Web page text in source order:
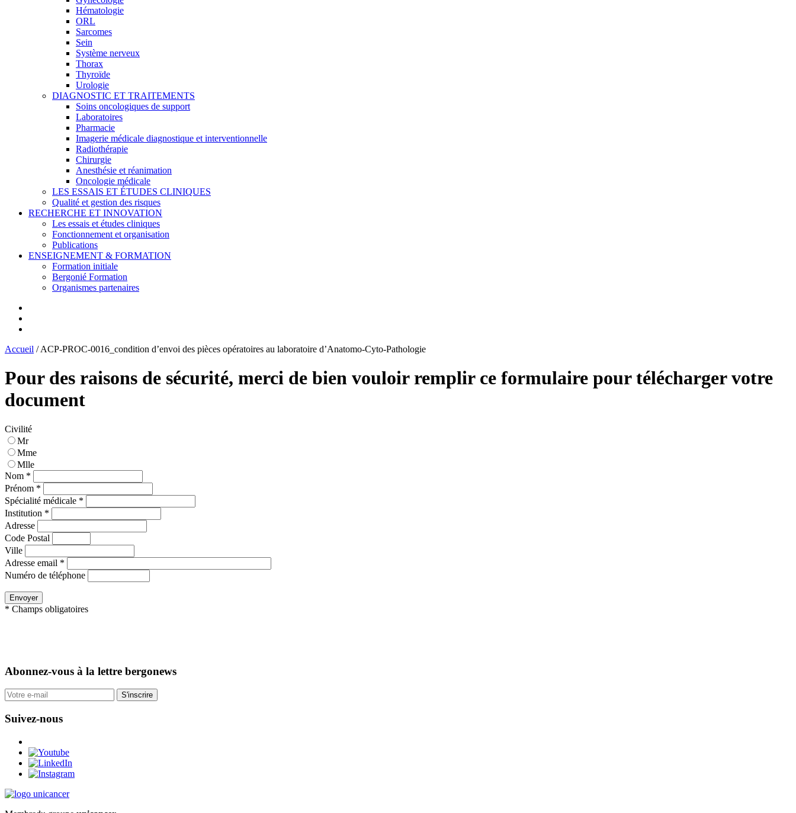
Hématologie
ORL
Sarcomes
Sein
Système nerveux
Thorax
Thyroïde
Urologie
DIAGNOSTIC ET TRAITEMENTS
Soins oncologiques de support
Laboratoires
Pharmacie
Imagerie médicale diagnostique et interventionnelle
Radiothérapie
Chirurgie
Anesthésie et réanimation
Oncologie médicale
LES ESSAIS ET ÉTUDES CLINIQUES
Qualité et gestion des risques
RECHERCHE ET INNOVATION
Les essais et études cliniques
Fonctionnement et organisation
Publications
ENSEIGNEMENT & FORMATION
Formation initiale
Bergonié Formation
Organismes partenaires
Accueil /ACP-PROC-0016_condition d’envoi des pièces opératoires au laboratoire d’Anatomo-Cyto-Pathologie
Pour des raisons de sécurité, merci de bien vouloir remplir ce formulaire pour télécharger votre
document
Civilité
Mr
Mme
Mlle
Nom *
Prénom *
Spécialité médicale *
Institution *
Adresse
Code Postal
Ville
Adresse email *
Numéro de téléphone
* Champs obligatoires
Abonnez-vous à la lettre bergonews
S'inscrire
Suivez-nous